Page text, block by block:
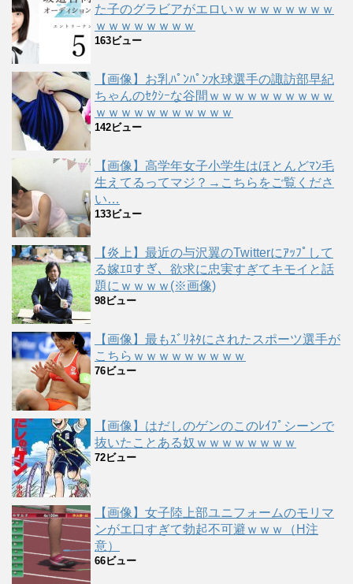
た子のグラビアがエロいｗｗｗｗｗｗｗｗ
ｗｗｗｗｗｗｗｗ
163ビュー
【画像】お乳ﾊﾟﾝﾊﾟﾝ水球選手の諏訪部早紀
ちゃんのｾｸｼｰな谷間ｗｗｗｗｗｗｗｗｗｗ
ｗｗｗｗｗｗｗｗｗｗｗ
142ビュー
【画像】高学年女子小学生はほとんどﾏﾝ毛
生えてるってマジ？→こちらをご覧くださ
い…
133ビュー
【炎上】最近の与沢翼のTwitterにｱｯﾌﾟして
る嫁ｴﾛすぎ、欲求に忠実すぎてキモイと話
題にｗｗｗｗ(※画像)
98ビュー
【画像】最もｽﾞﾘﾈﾀにされたスポーツ選手が
こちらｗｗｗｗｗｗｗｗｗ
76ビュー
【画像】はだしのゲンのこのﾚｲﾌﾟシーンで
抜いたことある奴ｗｗｗｗｗｗｗｗ
72ビュー
【画像】女子陸上部ユニフォームのモリマ
ンがエ口すぎて勃起不可避ｗｗｗ（H注
意）
66ビュー